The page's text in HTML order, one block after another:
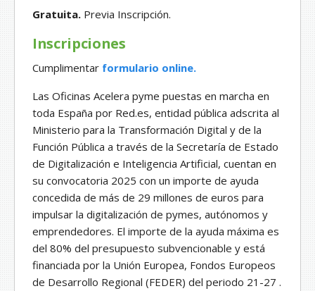
Gratuita. Previa Inscripción.
Inscripciones
Cumplimentar formulario online.
Las Oficinas Acelera pyme puestas en marcha en
toda España por Red.es, entidad pública adscrita al
Ministerio para la Transformación Digital y de la
Función Pública a través de la Secretaría de Estado
de Digitalización e Inteligencia Artificial, cuentan en
su convocatoria 2025 con un importe de ayuda
concedida de más de 29 millones de euros para
impulsar la digitalización de pymes, autónomos y
emprendedores. El importe de la ayuda máxima es
del 80% del presupuesto subvencionable y está
financiada por la Unión Europea, Fondos Europeos
de Desarrollo Regional (FEDER) del periodo 21-27 .